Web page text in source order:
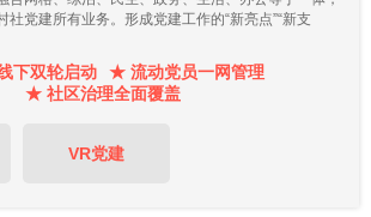
社党建所有业务。形成党建工作的“新亮点”“新支
下双轮启动
★ 流动党员一网管理
★ 社区治理全面覆盖
VR党建